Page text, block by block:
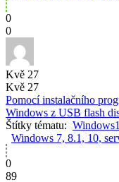
0
0
Kvě 27
Kvě 27
Pomocí instalačního
Windows z USB flash
Štítky tématu:
Windows 7, 8.1, 10,
0
89